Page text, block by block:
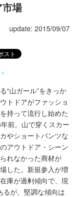
場
update: 2015/09/07
>
“山ガール”をきっか
トドアがファッショ
持って流行し始めた
前。山で穿くスカー
やショートパンツな
アウトドア・シーン
れなかった商材が
した。新規参入が増
庫が過剰傾向で、現
るが、堅調な傾向は